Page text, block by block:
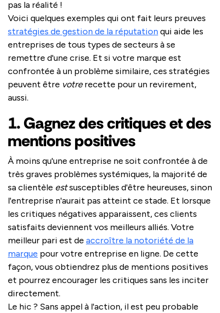
pas la réalité !
Voici quelques exemples qui ont fait leurs preuves
stratégies de gestion de la réputationqui aide les
entreprises de tous types de secteurs à se
remettre d'une crise. Et si votre marque est
confrontée à un problème similaire, ces stratégies
peuvent être votrerecette pour un revirement,
aussi.
1. Gagnez des critiques et des
mentions positives
À moins qu'une entreprise ne soit confrontée à de
très graves problèmes systémiques, la majorité de
sa clientèle estsusceptibles d'être heureuses, sinon
l'entreprise n'aurait pas atteint ce stade. Et lorsque
les critiques négatives apparaissent, ces clients
satisfaits deviennent vos meilleurs alliés. Votre
meilleur pari est de accroître la notoriété de la
marque pour votre entreprise en ligne. De cette
façon, vous obtiendrez plus de mentions positives
et pourrez encourager les critiques sans les inciter
directement.
Le hic ? Sans appel à l'action, il est peu probable